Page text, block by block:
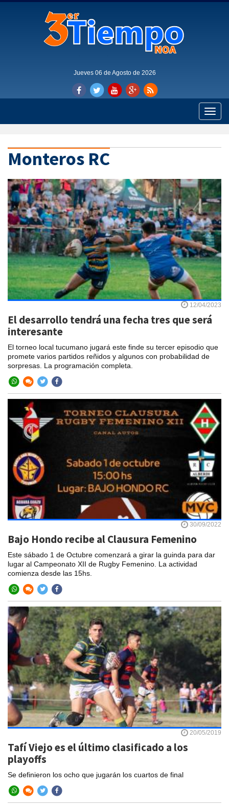
Jueves 06 de Agosto de 2026
Toggle
Monteros RC
12/04/2023
El desarrollo tendrá una fecha tres que será
interesante
El torneo local tucumano jugará este finde su tercer episodio que
promete varios partidos reñidos y algunos con probabilidad de
sorpresas. La programación completa.
30/09/2022
Bajo Hondo recibe al Clausura Femenino
Este sábado 1 de Octubre comenzará a girar la guinda para dar
lugar al Campeonato XII de Rugby Femenino. La actividad
comienza desde las 15hs.
20/05/2019
Tafí Viejo es el último clasificado a los
playoffs
Se definieron los ocho que jugarán los cuartos de final